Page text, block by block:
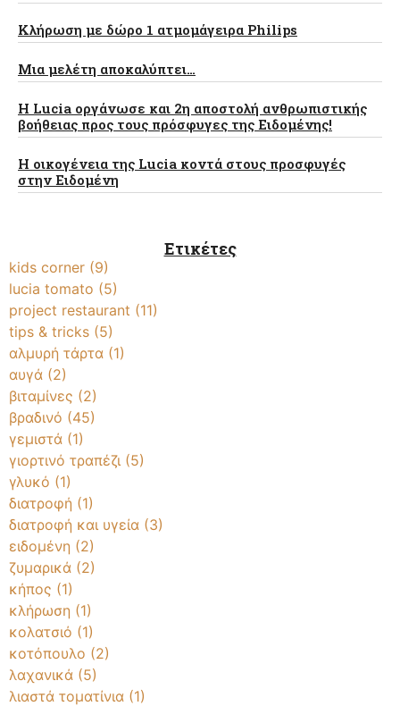
Κλήρωση με δώρο 1 ατμομάγειρα Philips
Μια μελέτη αποκαλύπτει…
Η Lucia οργάνωσε και 2η αποστολή ανθρωπιστικής
βοήθειας προς τους πρόσφυγες της Ειδομένης!
Η οικογένεια της Lucia κοντά στους προσφυγές
στην Ειδομένη
Ετικέτες
kids corner (9)
lucia tomato (5)
project restaurant (11)
tips & tricks (5)
αλμυρή τάρτα (1)
αυγά (2)
βιταμίνες (2)
βραδινό (45)
γεμιστά (1)
γιορτινό τραπέζι (5)
γλυκό (1)
διατροφή (1)
διατροφή και υγεία (3)
ειδομένη (2)
ζυμαρικά (2)
κήπος (1)
κλήρωση (1)
κολατσιό (1)
κοτόπουλο (2)
λαχανικά (5)
λιαστά τοματίνια (1)